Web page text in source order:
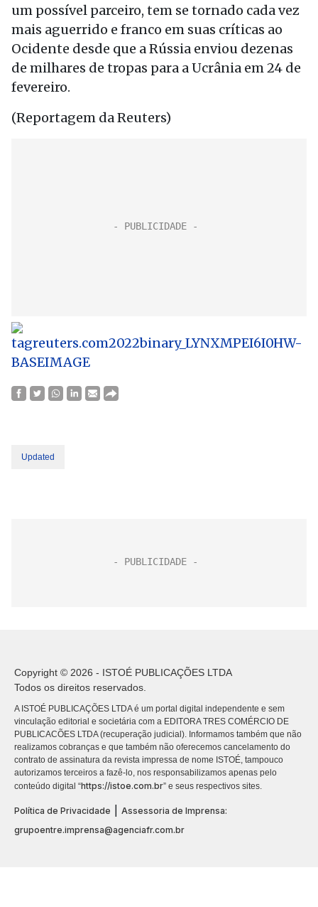
um possível parceiro, tem se tornado cada vez
mais aguerrido e franco em suas críticas ao
Ocidente desde que a Rússia enviou dezenas
de milhares de tropas para a Ucrânia em 24 de
fevereiro.
(Reportagem da Reuters)
Updated
Copyright © 2026 - ISTOÉ PUBLICAÇÕES LTDA
Todos os direitos reservados.
A ISTOÉ PUBLICAÇÕES LTDA é um portal digital independente e sem
vinculação editorial e societária com a EDITORA TRES COMÉRCIO DE
PUBLICACÕES LTDA (recuperação judicial). Informamos também que não
realizamos cobranças e que também não oferecemos cancelamento do
contrato de assinatura da revista impressa de nome ISTOÉ, tampouco
autorizamos terceiros a fazê-lo, nos responsabilizamos apenas pelo
conteúdo digital “https://istoe.com.br” e seus respectivos sites.
Política de Privacidade
Assessoria de Imprensa:
grupoentre.imprensa@agenciafr.com.br